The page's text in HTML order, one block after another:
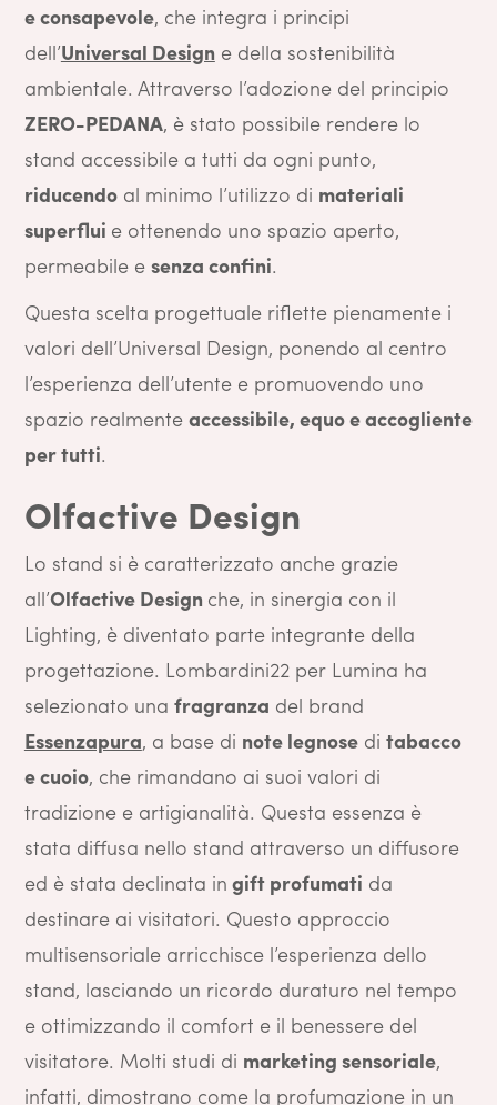
e consapevole, che integra i principi
dell’Universal Designe della sostenibilità
ambientale. Attraverso l’adozione del principio
ZERO-PEDANA, è stato possibile rendere lo
stand accessibile a tutti da ogni punto,
riducendoal minimo l’utilizzo di materiali
superflui e ottenendo uno spazio aperto,
permeabile e senza confini.
Questa scelta progettuale riflette pienamente i
valori dell’Universal Design, ponendo al centro
l’esperienza dell’utente e promuovendo uno
spazio realmente accessibile, equo e accogliente
per tutti.
Olfactive Design
Lo stand si è caratterizzato anche grazie
all’Olfactive Design che, in sinergia con il
Lighting, è diventato parte integrante della
progettazione. Lombardini22 per Lumina ha
selezionato una fragranza del brand
Essenzapura, a base di note legnosedi tabacco
e cuoio, che rimandano ai suoi valori di
tradizione e artigianalità. Questa essenza è
stata diffusa nello stand attraverso un diffusore
ed è stata declinata in gift profumati da
destinare ai visitatori. Questo approccio
multisensoriale arricchisce l’esperienza dello
stand, lasciando un ricordo duraturo nel tempo
e ottimizzando il comfort e il benessere del
visitatore. Molti studi di marketing sensoriale,
infatti, dimostrano come la profumazione in un